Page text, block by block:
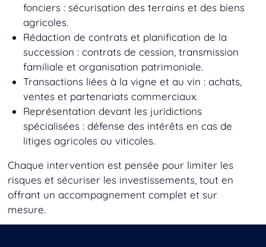
fonciers : sécurisation des terrains et des biens
agricoles.
Rédaction de contrats et planification de la
succession : contrats de cession, transmission
familiale et organisation patrimoniale.
Transactions liées à la vigne et au vin : achats,
ventes et partenariats commerciaux.
Représentation devant les juridictions
spécialisées : défense des intérêts en cas de
litiges agricoles ou viticoles.
Chaque intervention est pensée pour limiter les
risques et sécuriser les investissements, tout en
offrant un accompagnement complet et sur
mesure.